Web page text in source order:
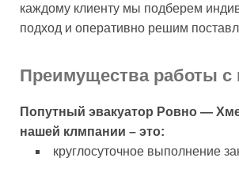
каждому клиенту мы подберем
подход и оперативно решим
Преимущества работы с
Попутный эвакуатор Ровно —
нашей клмпании – это:
круглосуточное выполнение